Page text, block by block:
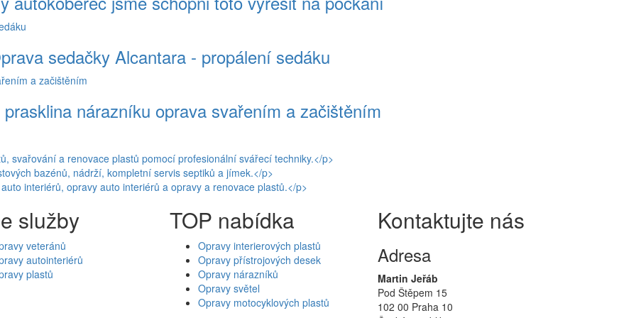
sedačky Alcantara - propálení sedáku
nárazníku oprava svařením a začištěním
služby
veteránů
autointeriérů
plastů
TOP nabídka
Opravy interierových plastů
Opravy přístrojových desek
Opravy nárazníků
Opravy světel
Opravy motocyklových plastů
Kontaktujte nás
Adresa
Martin Jeřáb
Pod Štěpem 15
102 00 Praha 10